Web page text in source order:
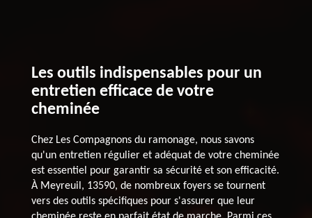
Les outils indispensables pour un
entretien efficace de votre
cheminée
Chez Les Compagnons du ramonage, nous savons
qu'un entretien régulier et adéquat de votre cheminée
est essentiel pour garantir sa sécurité et son efficacité.
À Meyreuil, 13590, de nombreux foyers se tournent
vers des outils spécifiques pour s'assurer que leur